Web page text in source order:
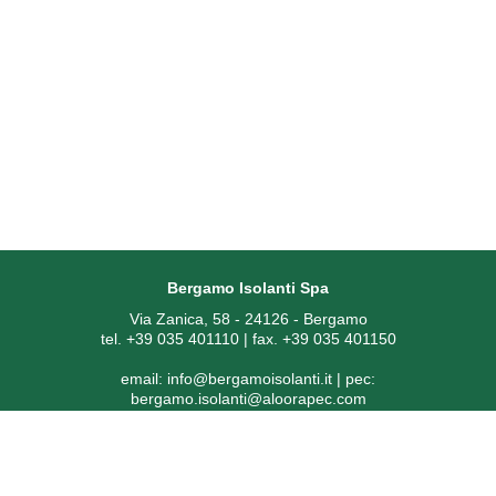
Bergamo Isolanti Spa
Via Zanica, 58 - 24126 - Bergamo
tel. +39 035 401110 | fax. +39 035 401150
email: info@bergamoisolanti.it | pec:
bergamo.isolanti@aloorapec.com